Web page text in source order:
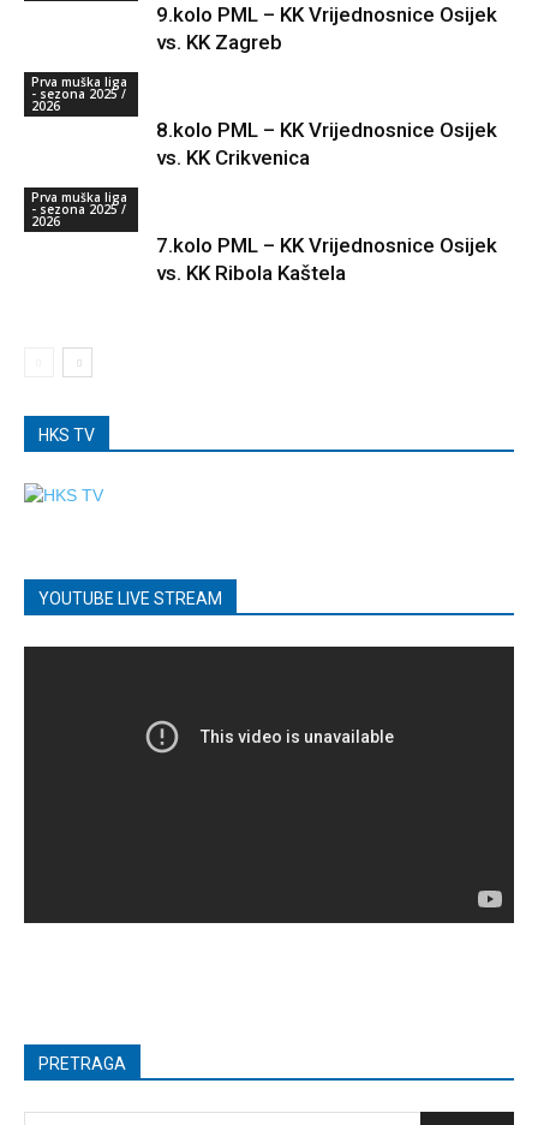
9.kolo PML – KK Vrijednosnice Osijek
vs. KK Zagreb
Prva muška liga
- sezona 2025 /
2026
8.kolo PML – KK Vrijednosnice Osijek
vs. KK Crikvenica
Prva muška liga
- sezona 2025 /
2026
7.kolo PML – KK Vrijednosnice Osijek
vs. KK Ribola Kaštela
HKS TV
YOUTUBE LIVE STREAM
PRETRAGA